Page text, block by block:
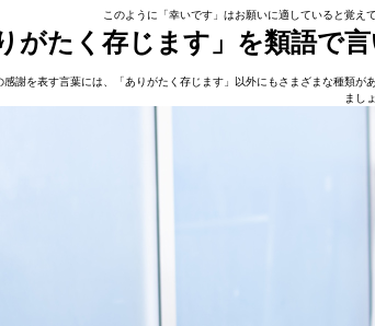
このように「幸いです」はお願いに適していると覚え
がたく存じます」を類語で
感謝を表す言葉には、「ありがたく存じます」以外にもさまざまな種類
まし